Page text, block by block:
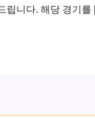
립니다. 해당 경기